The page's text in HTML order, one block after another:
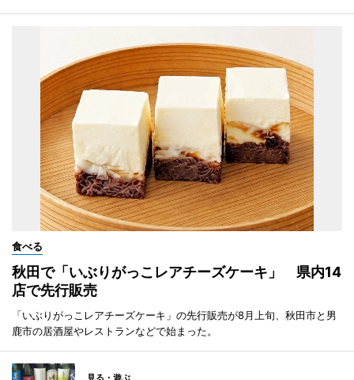
食べる
秋田で「いぶりがっこレアチーズケーキ」 県内14
店で先行販売
「いぶりがっこレアチーズケーキ」の先行販売が8月上旬、秋田市と男
鹿市の居酒屋やレストランなどで始まった。
見る・遊ぶ